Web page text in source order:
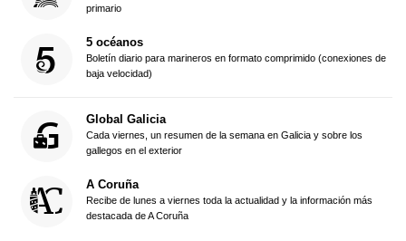
primario
5 océanos
Boletín diario para marineros en formato comprimido (conexiones de
baja velocidad)
Global Galicia
Cada viernes, un resumen de la semana en Galicia y sobre los
gallegos en el exterior
A Coruña
Recibe de lunes a viernes toda la actualidad y la información más
destacada de A Coruña